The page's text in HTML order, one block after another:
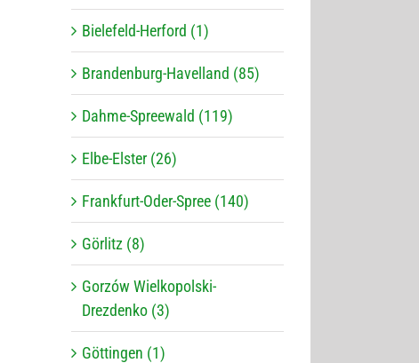
Bielefeld-Herford (1)
Brandenburg-Havelland (85)
Dahme-Spreewald (119)
Elbe-Elster (26)
Frankfurt-Oder-Spree (140)
Görlitz (8)
Gorzów Wielkopolski-
Drezdenko (3)
Göttingen (1)